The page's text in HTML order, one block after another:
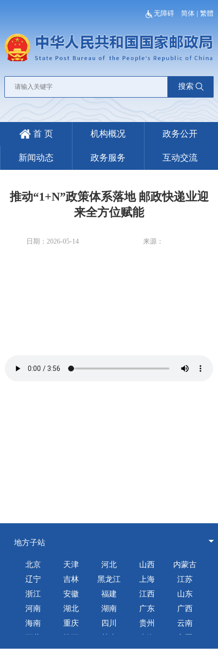
无障碍 简体 |繁體
搜索
首 页 机构概况 政务公开
新闻动态 政务服务 互动交流
推动“1+N”政策体系落地 邮政快递业迎
来全方位赋能
日期：2026-05-14 来源：
地方子站
北京 天津 河北 山西
内蒙古
辽宁
吉林 黑龙江 上海
江苏
浙江
安徽 福建 江西
山东
河南
湖北 湖南 广东
广西
海南
重庆 四川 贵州
云南